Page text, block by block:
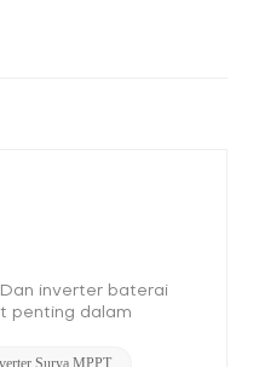
inverter baterai
penting dalam
Disparitas
Surya MPPT